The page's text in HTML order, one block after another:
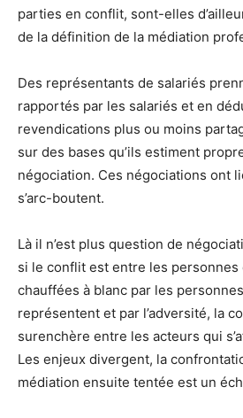
parties en conflit, sont-elles
de la définition de la médiation
Des représentants de salariés
rapportés par les salariés et en
revendications plus ou moins
sur des bases qu’ils estiment
négociation. Ces négociations ont
s’arc-boutent.
Là il n’est plus question de
si le conflit est entre les personnes
chauffées à blanc par les personnes
représentent et par l’adversité, la
surenchère entre les acteurs qui
Les enjeux divergent, la
médiation ensuite tentée est un